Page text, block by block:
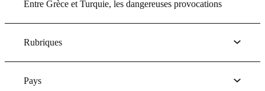
Entre Grèce et Turquie, les dangereuses provocations
Rubriques
Pays